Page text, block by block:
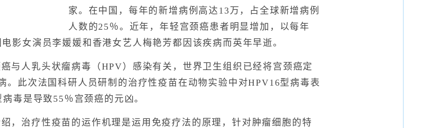
家。在中国，每年的新增病例高达13万，占全球新增病例
人数的25％。近年，年轻宫颈癌患者明显增加，以每年
影女演员李媛媛和香港女艺人梅艳芳都因该疾病而英年早逝。
人乳头状瘤病毒（HPV）感染有关，世界卫生组织已经将宫颈癌定
。此次法国科研人员研制的治疗性疫苗在动物实验中对HPV16型病毒表
毒是导致55％宫颈癌的元凶。
治疗性疫苗的运作机理是运用免疫疗法的原理，针对肿瘤细胞的特